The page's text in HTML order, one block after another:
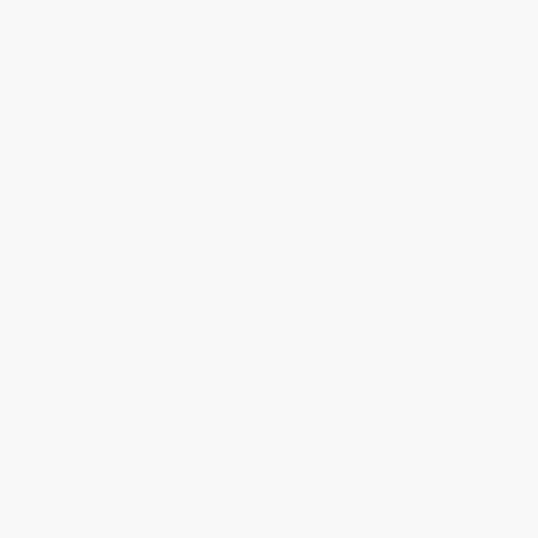
Öffnungszeiten und Informationen zu
erfolgt sind.
Raum werden aufgegriffen.